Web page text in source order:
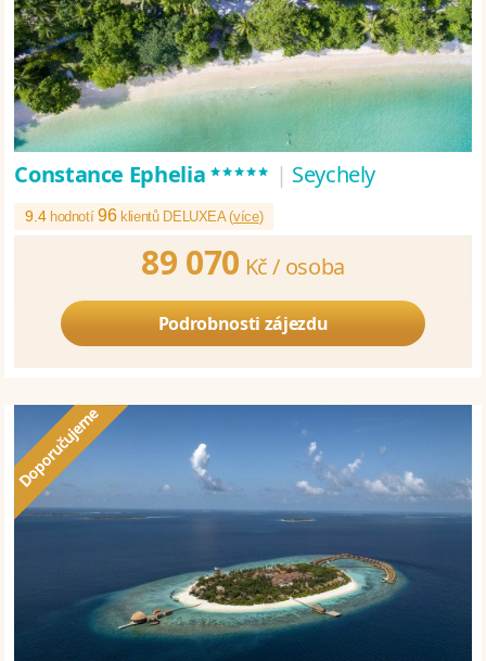
Constance Ephelia***** | Seychely
9.4 hodnotí96klientů DELUXEA (více)
89 070 Kč / osoba
Podrobnosti zájezdu